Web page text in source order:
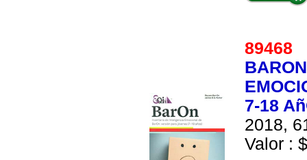
89468
7-18
2018,
Valor :